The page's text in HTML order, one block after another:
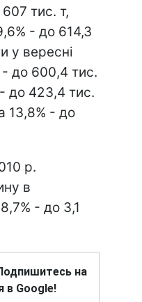
тис. т,
- до 614,3
у вересні
- до 600,4 тис.
- до 423,4 тис.
13,8% - до
р.
в
- до 3,1
на
в Google!